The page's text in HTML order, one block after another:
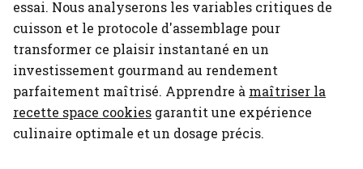
essai. Nous analyserons les variables critiques de
cuisson et le protocole d'assemblage pour
transformer ce plaisir instantané en un
investissement gourmand au rendement
parfaitement maîtrisé. Apprendre à maîtriser la
recette space cookies garantit une expérience
culinaire optimale et un dosage précis.